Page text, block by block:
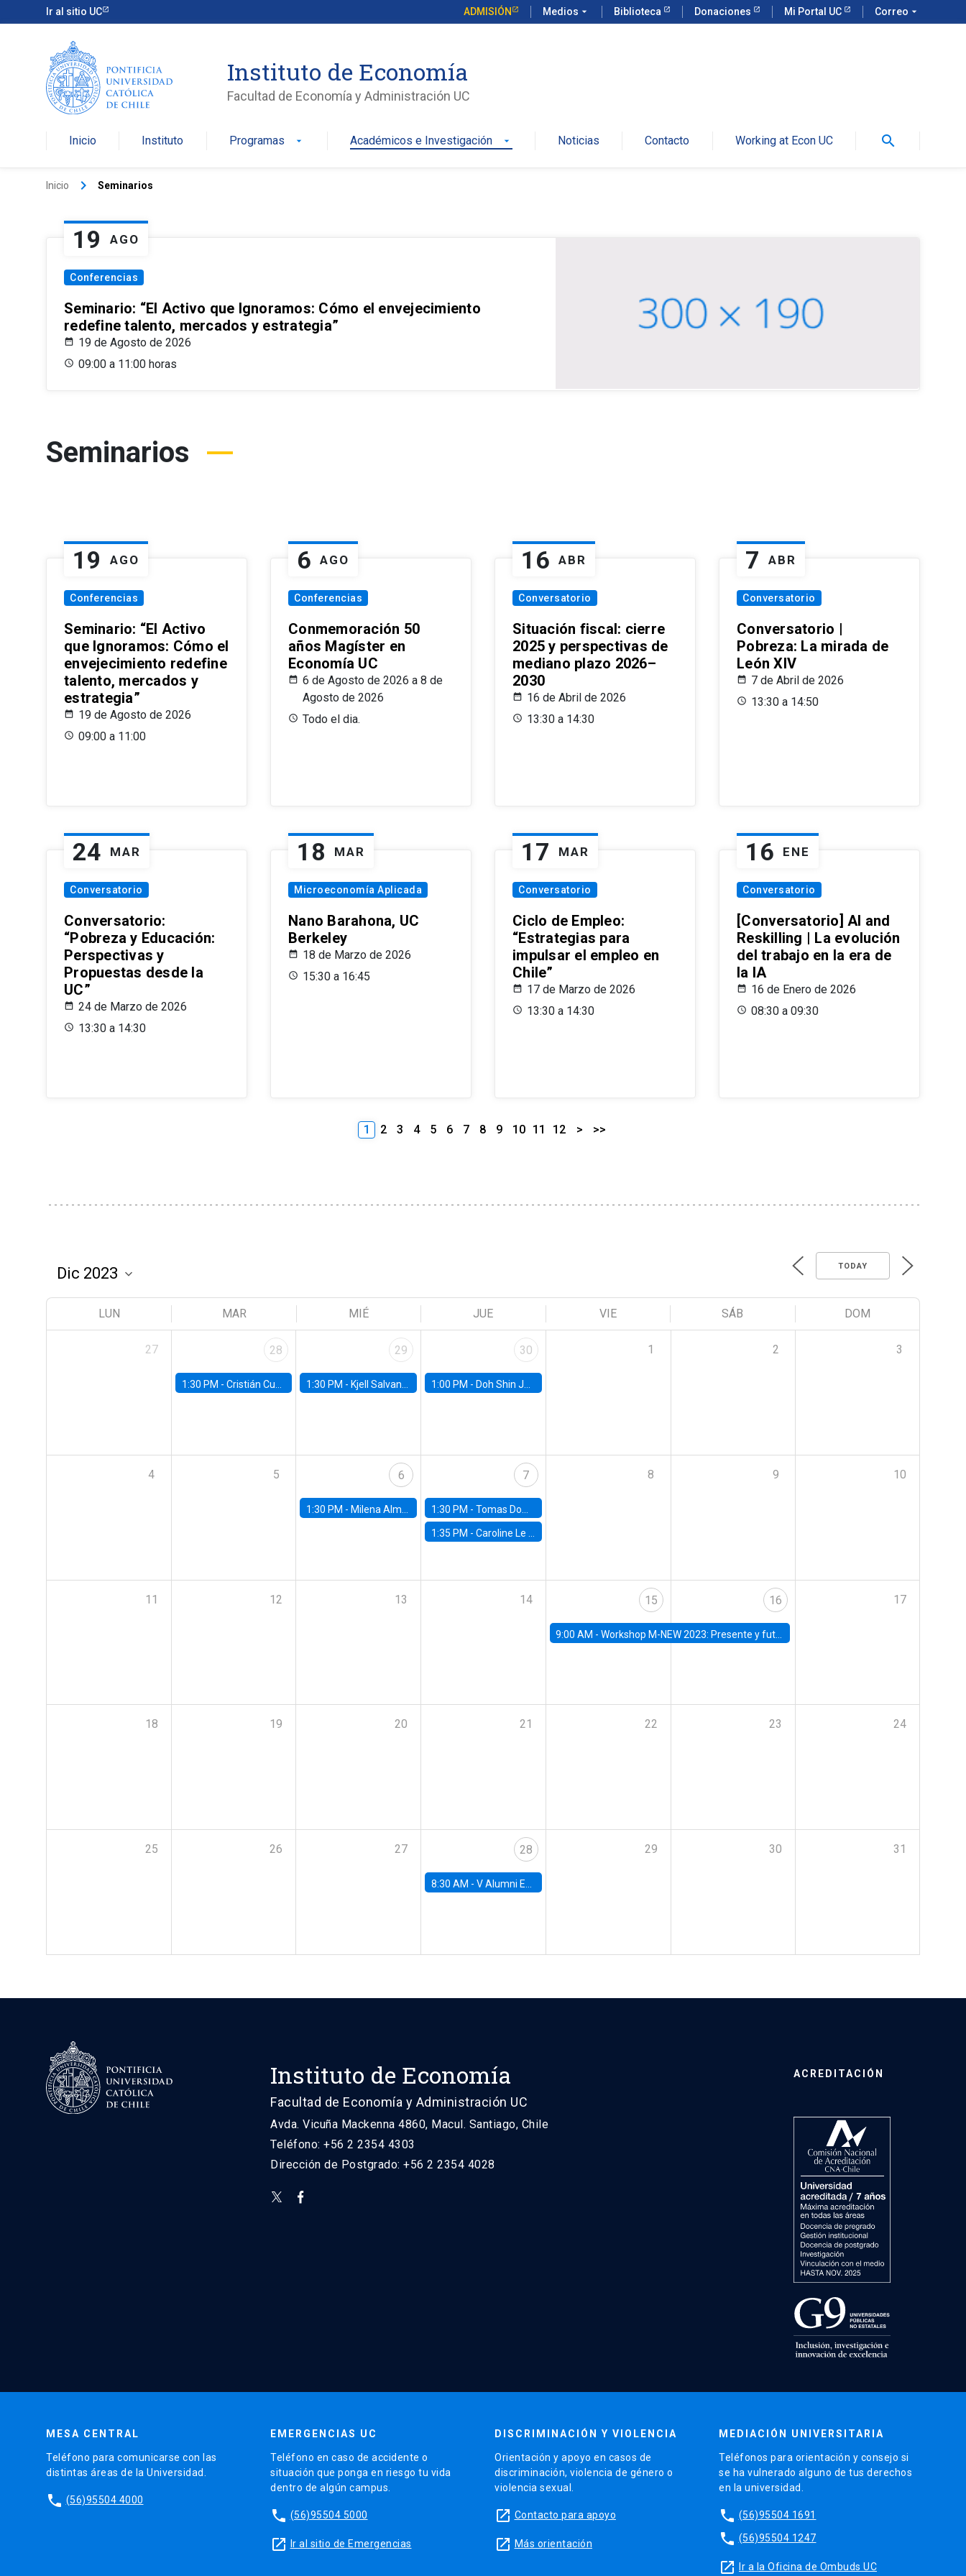
Ir al sitio UC ADMISIÓN Medios arrow_drop_down Biblioteca Donaciones Mi Portal UC Correo arrow_drop_down
Instituto de Economía
Facultad de Economía y Administración UC
Inicio Instituto Programas arrow_drop_down Académicos e Investigación arrow_drop_down Noticias Contacto Working at Econ UC search
Inicio keyboard_arrow_right Seminarios
19 AGO
Conferencias
Seminario: “El Activo que Ignoramos: Cómo el envejecimiento
redefine talento, mercados y estrategia”
19 de Agosto de 2026
09:00 a 11:00 horas
Seminarios
19 AGO
Conferencias
Seminario: “El Activo
que Ignoramos: Cómo el
envejecimiento redefine
talento, mercados y
estrategia”
19 de Agosto de 2026
09:00 a 11:00
6 AGO
Conferencias
Conmemoración 50
años Magíster en
Economía UC
6 de Agosto de 2026 a 8 de
Agosto de 2026
Todo el dia.
16 ABR
Conversatorio
Situación fiscal: cierre
2025 y perspectivas de
mediano plazo 2026–
2030
16 de Abril de 2026
13:30 a 14:30
7 ABR
Conversatorio
Conversatorio |
Pobreza: La mirada de
León XIV
7 de Abril de 2026
13:30 a 14:50
24 MAR
Conversatorio
Conversatorio:
“Pobreza y Educación:
Perspectivas y
Propuestas desde la
UC”
24 de Marzo de 2026
13:30 a 14:30
18 MAR
Microeconomía Aplicada
Nano Barahona, UC
Berkeley
18 de Marzo de 2026
15:30 a 16:45
17 MAR
Conversatorio
Ciclo de Empleo:
“Estrategias para
impulsar el empleo en
Chile”
17 de Marzo de 2026
13:30 a 14:30
16 ENE
Conversatorio
[Conversatorio] AI and
Reskilling | La evolución
del trabajo en la era de
la IA
16 de Enero de 2026
08:30 a 09:30
1 2 3 4 5 6 7 8 9 10 11 12 > >>
TODAY
LUN MAR MIÉ JUE VIE SÁB DOM
27 28
1:30 PM - Cristián Cuevas, Universidad de Los Andes
29
1:30 PM - Kjell Salvanes, Norwegian School of Economics
30
1:00 PM - Doh Shin Jeon, Toulouse School of Economics
1 2 3
4 5 6
1:30 PM - Milena Almagro, University of ChicagoChicago Booth School of Business
7
1:30 PM -Tomas Dominguez-Iino, Chicago Booth School of Business
1:35 PM -Caroline Le Pennec, HEC Montréal
8 9 10
11 12 13 14 15
9:00 AM - Workshop M-NEW 2023: Presente y futuro del trabajo y el rol de las nuevas tecnologías
16 17
18 19 20 21 22 23 24
25 26 27 28
8:30 AM -V Alumni Economics Workshop
29 30 31
Instituto de Economía
Facultad de Economía y Administración UC
Avda. Vicuña Mackenna 4860, Macul. Santiago, Chile
Teléfono: +56 2 2354 4303
Dirección de Postgrado: +56 2 2354 4028
ACREDITACIÓN
MESA CENTRAL
Teléfono para comunicarse con las
distintas áreas de la Universidad.
phone (56)95504 4000
EMERGENCIAS UC
Teléfono en caso de accidente o
situación que ponga en riesgo tu vida
dentro de algún campus.
phone (56)95504 5000
launch Ir al sitio de Emergencias
DISCRIMINACIÓN Y VIOLENCIA
Orientación y apoyo en casos de
discriminación, violencia de género o
violencia sexual.
launch Contacto para apoyo
launch Más orientación
MEDIACIÓN UNIVERSITARIA
Teléfonos para orientación y consejo si
se ha vulnerado alguno de tus derechos
en la universidad.
phone (56)95504 1691
phone (56)95504 1247
launch Ir a la Oficina de Ombuds UC